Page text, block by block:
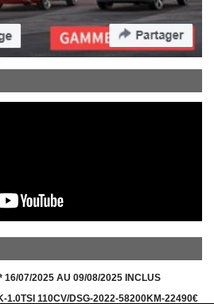
07/2025 AU 09/08/2025 INCLUS
1.0TSI 110CV/DSG-2022-58200KM-22490€